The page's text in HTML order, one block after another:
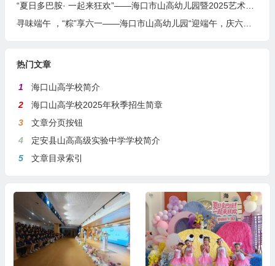
“夏日多巴胺· 一起来狂欢”——海口市山高幼儿园暨2025艺术节庆“六·一”文艺汇演中班组专场
寻味端午 ，“粽”享六一——海口市山高幼儿园“迎端午，庆六一”双节活动
热门文章
1
海口山高学校简介
2
海口山高学校2025年秋季招生简章
3
文章分页按钮
4
定安县山高高级实验中学学校简介
5
文章目录索引